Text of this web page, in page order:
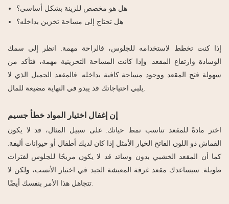
هل هو مخصص للزينة بشكل أساسي؟
هل تحتاج إلى مساحة تخزين بداخله؟
إذا كنت تخطط لاستخدامه للجلوس، فالراحة مهمة. انظر إلى سمك
الوسادة وارتفاع المقعد. وإذا كانت المساحة التخزينية مهمة، فتأكد من
سهولة فتح المقعد ووجود مساحة كافية بداخله. فالمقعد الجميل الذي لا
إن إغفال اختيار المواد خطأ جسيم
اختر مادةً للمقعد تناسب نمط حياتك. على سبيل المثال، قد لا يكون
القماش ذو اللون الفاتح الخيار الأمثل إذا كان لديك أطفال أو حيوانات أليفة.
كما أن المقعد الخشبي بدون وسائد قد لا يكون مريحًا للجلوس لفترات
طويلة. سيساعدك مقعد غرفة المعيشة الجيد في اختيار الأنسب، ولكن لا